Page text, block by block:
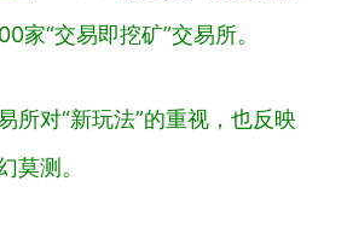
家“交易即挖矿”交易所。
所对“新玩法”的重视，也反映
莫测。